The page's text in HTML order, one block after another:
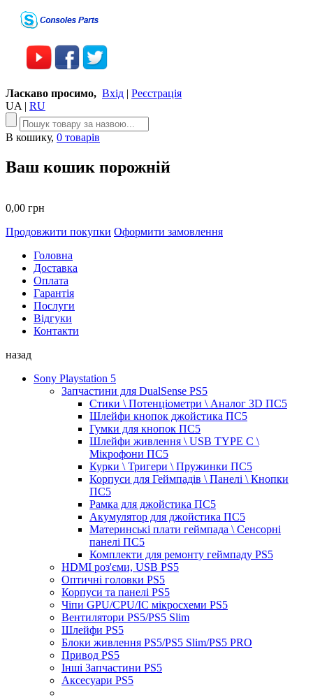
Ласкаво просимо, Вхід | Реєстрація
UA | RU
В кошику, 0 товарів
Ваш кошик порожній
0,00 грн
Продовжити покупки Оформити замовлення
Головна
Доставка
Оплата
Гарантія
Послуги
Відгуки
Контакти
назад
Sony Playstation 5
Запчастини для DualSense PS5
Стики \ Потенціометри \ Аналог 3D ПС5
Шлейфи кнопок джойстика ПС5
Гумки для кнопок ПС5
Шлейфи живлення \ USB TYPE C \
Мікрофони ПС5
Курки \ Тригери \ Пружинки ПС5
Корпуси для Геймпадів \ Панелі \ Кнопки
ПС5
Рамка для джойстика ПС5
Акумулятор для джойстика ПС5
Материнські плати геймпада \ Сенсорні
панелі ПС5
Комплекти для ремонту геймпаду PS5
HDMI роз'єми, USB PS5
Оптичні головки PS5
Корпуси та панелі PS5
Чіпи GPU/CPU/IC мікросхеми PS5
Вентилятори PS5/PS5 Slim
Шлейфи PS5
Блоки живлення PS5/PS5 Slim/PS5 PRO
Привод PS5
Інші Запчастини PS5
Аксесуари PS5